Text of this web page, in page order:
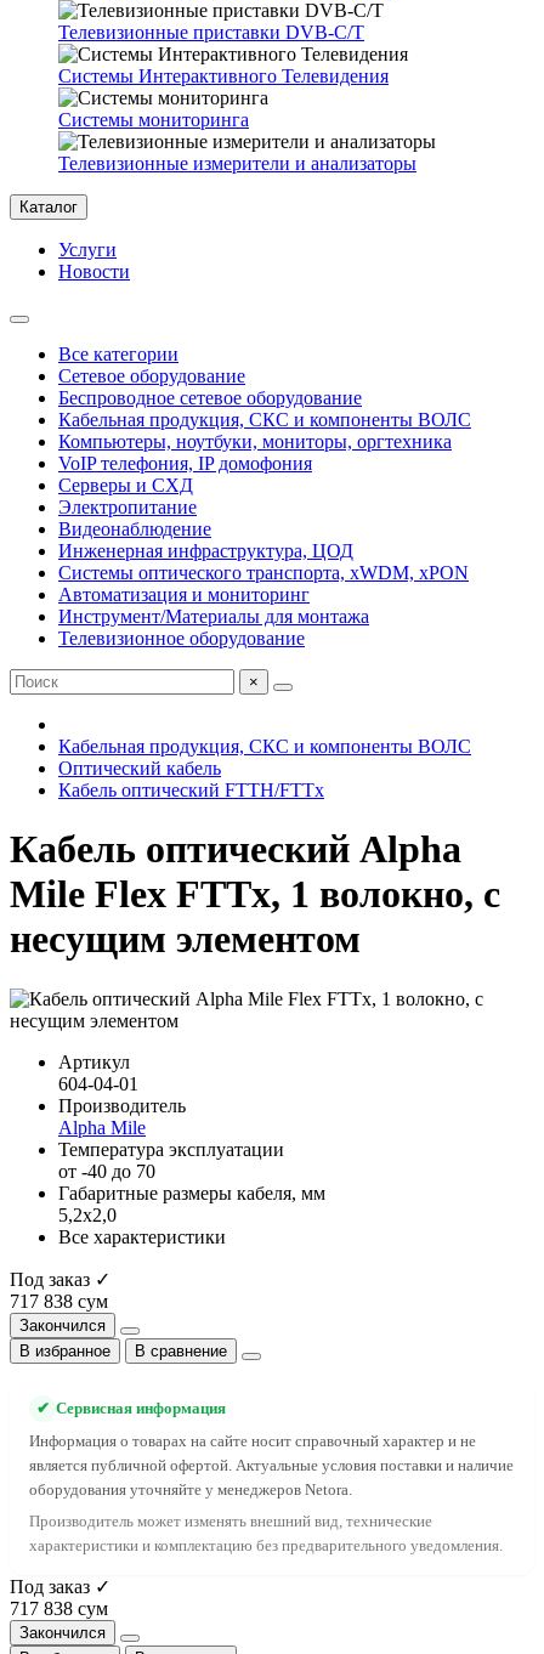
Телевизионные приставки DVB-C/T
Системы Интерактивного Телевидения
Системы мониторинга
Телевизионные измерители и анализаторы
Каталог
Услуги
Новости
Все категории
Сетевое оборудование
Беспроводное сетевое оборудование
Кабельная продукция, СКС и компоненты ВОЛС
Компьютеры, ноутбуки, мониторы, оргтехника
VoIP телефония, IP домофония
Серверы и СХД
Электропитание
Видеонаблюдение
Инженерная инфраструктура, ЦОД
Системы оптического транспорта, xWDM, xPON
Автоматизация и мониторинг
Инструмент/Материалы для монтажа
Телевизионное оборудование
×
Кабельная продукция, СКС и компоненты ВОЛС
Оптический кабель
Кабель оптический FTTH/FTTx
Кабель оптический Alpha
Mile Flex FTTx, 1 волокно, с
несущим элементом
Артикул
604-04-01
Производитель
Alpha Mile
Температура эксплуатации
от -40 до 70
Габаритные размеры кабеля, мм
5,2х2,0
Все характеристики
Под заказ ✓
717 838 сум
Закончился
В избранное
В сравнение
✔ Сервисная информация
Информация о товарах на сайте носит справочный характер и не
является публичной офертой. Актуальные условия поставки и наличие
оборудования уточняйте у менеджеров Netora.
Производитель может изменять внешний вид, технические
характеристики и комплектацию без предварительного уведомления.
Под заказ ✓
717 838 сум
Закончился